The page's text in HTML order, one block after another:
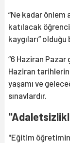
“Ne kadar önlem
katılacak
kaygıları”
“6 Haziran Pazar
Haziran
yaşamı ve
sınavlardır.
"Eğitim öğretimin